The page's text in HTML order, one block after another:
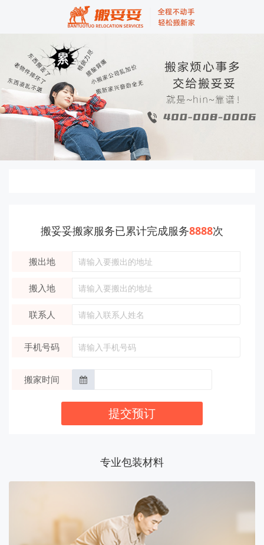
搬妥妥搬家服务已累计完成服务8888次
搬出地
搬入地
联系人
手机号码
搬家时间
提交预订
专业包装材料